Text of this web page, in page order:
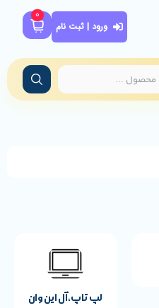
ورود | ثبت نام
0
لپ تاپ،آل این وان